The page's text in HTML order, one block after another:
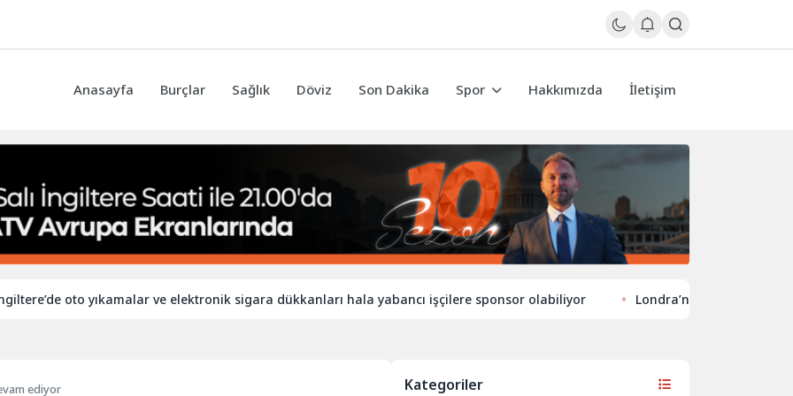
Anasayfa Burçlar Sağlık Döviz Son Dakika Spor Hakkımızda İletişim
oto yıkamalar ve elektronik sigara dükkanları hala yabancı işçilere sponsor olabiliyor Londra’nın eğlence
ediyor
Kategoriler